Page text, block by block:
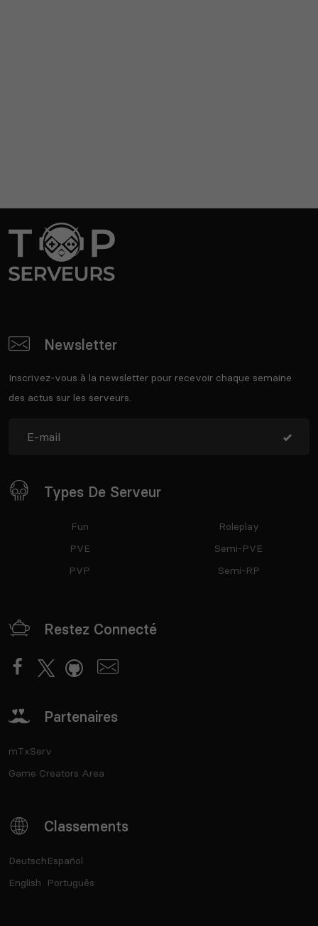
Newsletter
Inscrivez-vous à la newsletter pour recevoir chaque semaine
des actus sur les serveurs.
Types De Serveur
Fun
PVE
PVP
Roleplay
Semi-PVE
Semi-RP
Restez Connecté
Partenaires
mTxServ
Game Creators Area
Classements
Deutsch
English
Español
Português